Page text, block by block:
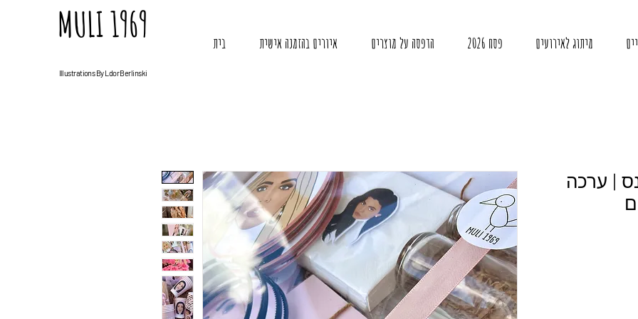
MULI 1969
Illustrations By Ldor Berlinski
בית איורים בהזמנה אישית הדפסה על מוצרים פסח 2026 מיתוג לאירועים
| ערכה